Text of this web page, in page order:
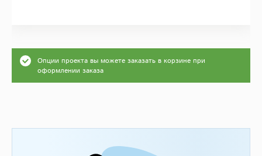
Опции проекта вы можете заказать в корзине при
оформлении заказа